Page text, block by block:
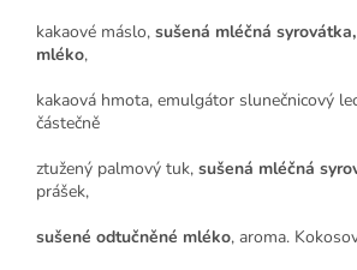
kakaové máslo, sušená mléčná
mléko,
kakaová hmota, emulgátor slunečnicový
částečně
ztužený palmový tuk, sušená mléčná
prášek,
sušené odtučněné mléko, aroma.